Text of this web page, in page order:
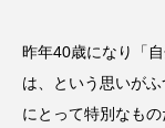
昨年40歳になり「
は、という思いが
にとって特別なもの